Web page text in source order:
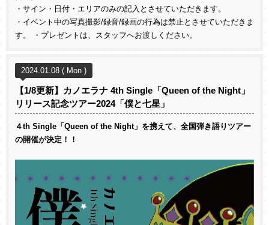
・サイン・日付・エリアのみの記入とさせていただきます。
・イベント中の写真撮影/録音/録画の行為は禁止とさせていただきま
す。 ・プレゼントは、スタッフへお渡しください。
2024.01.08 ( Mon )
【1/8更新】カノエラナ 4th Single「Queen of the Night」
リリース記念ツアー2024「僕と七星」
４th Single「Queen of the Night」を携えて、全国弾き語りツアー
の開催が決定！！